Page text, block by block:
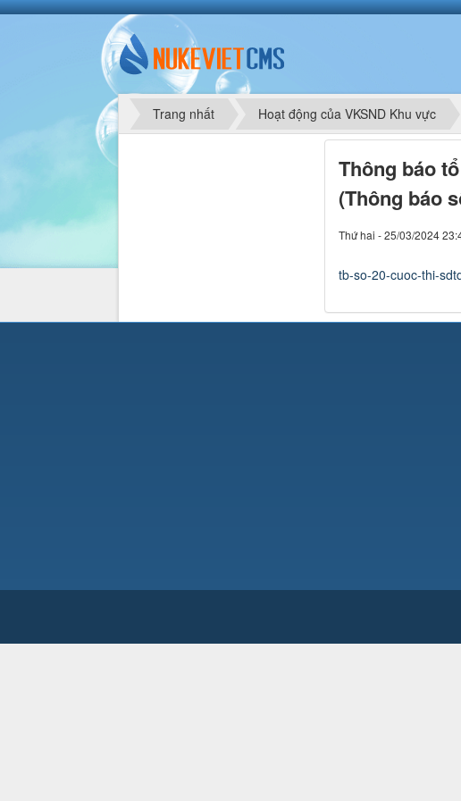
Trang nhất Hoạt động của VKSND Khu vực
Thông báo
(Thông báo
Thứ hai - 25/03/2024
tb-so-20-cuoc-thi-